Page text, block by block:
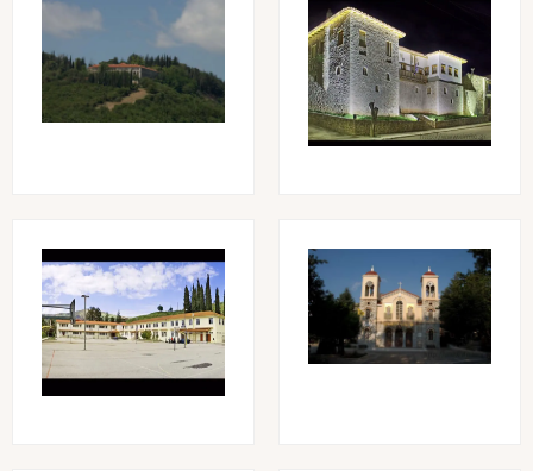
Image Image
Image Image